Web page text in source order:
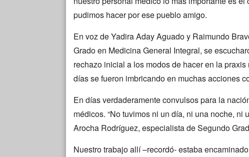
pudimos hacer por ese pueblo amigo.
En voz de Yadira Aday Aguado y Raimundo
Grado en Medicina General Integral, se
rechazo inicial a los modos de hacer en la
días se fueron imbricando en muchas acciones
En días verdaderamente convulsos para la
médicos. “No tuvimos ni un día, ni una noche, ni
Arocha Rodríguez, especialista de Segundo
Nuestro trabajo allí –recordó- estaba